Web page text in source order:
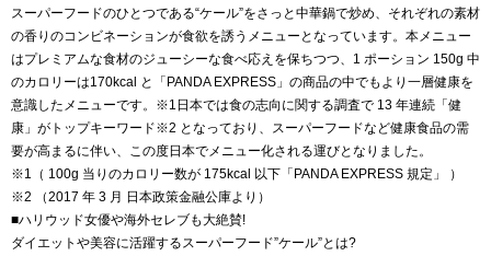
スーパーフードのひとつである“ケール”をさっと中華鍋で炒め、それぞれの素材
の香りのコンビネーションが食欲を誘うメニューとなっています。本メニュー
はプレミアムな食材のジューシーな食べ応えを保ちつつ、1 ポーション 150g 中
のカロリーは170kcal と「PANDA EXPRESS」の商品の中でもより一層健康を
意識したメニューです。※1日本では食の志向に関する調査で 13 年連続「健
康」がトップキーワード※2 となっており、スーパーフードなど健康食品の需
要が高まるに伴い、この度日本でメニュー化される運びとなりました。
※1（ 100g 当りのカロリー数が 175kcal 以下「PANDA EXPRESS 規定」 ）
※2 （2017 年 3 月 日本政策金融公庫より）
■ハリウッド女優や海外セレブも大絶賛!
ダイエットや美容に活躍するスーパーフード”ケール”とは?